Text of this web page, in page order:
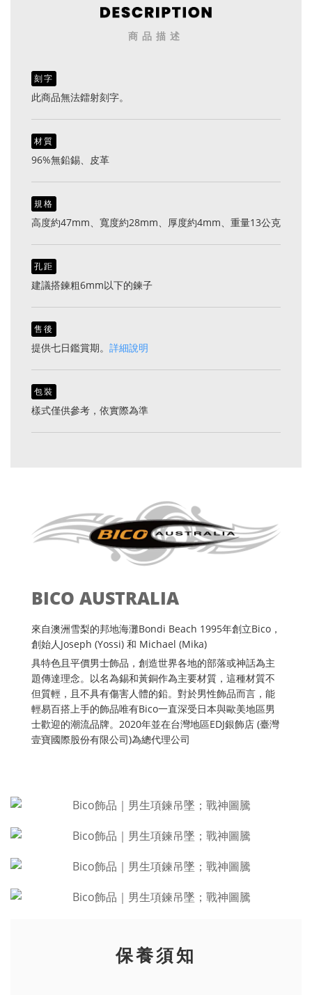
商品描述
刻字
此商品無法鐳射刻字。
材質
96%無鉛錫、皮革
規格
高度約47mm、寬度約28mm、厚度約4mm、重量13公克
孔距
建議搭鍊粗6mm以下的鍊子
售後
提供七日鑑賞期。 詳細說明
包裝
樣式僅供參考，依實際為準
BICO AUSTRALIA
來自澳洲雪梨的邦地海灘Bondi Beach 1995年創立Bico，
創始人Joseph (Yossi) 和 Michael (Mika)
具特色且平價男士飾品，創造世界各地的部落或神話為主
題傳達理念。以名為錫和黃銅作為主要材質，這種材質不
但質輕，且不具有傷害人體的鉛。對於男性飾品而言，能
輕易百搭上手的飾品唯有Bico一直深受日本與歐美地區男
士歡迎的潮流品牌。2020年並在台灣地區EDJ銀飾店 (臺灣
壹寶國際股份有限公司)為總代理公司
保養須知